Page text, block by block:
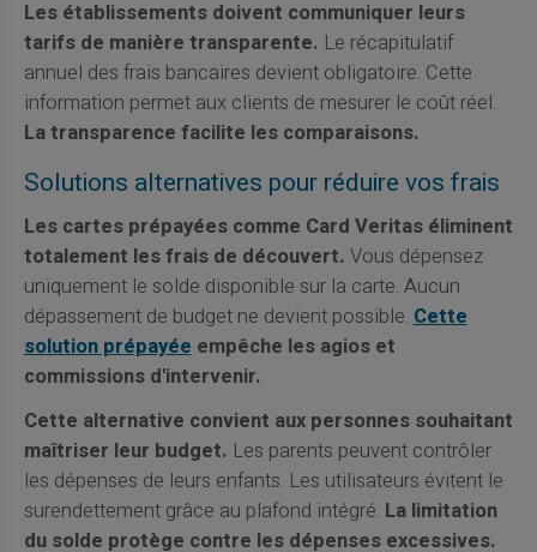
Les établissements doivent communiquer leurs
tarifs de manière transparente. Le récapitulatif
annuel des frais bancaires devient obligatoire. Cette
information permet aux clients de mesurer le coût réel.
La transparence facilite les comparaisons.
Solutions alternatives pour réduire vos frais
Les cartes prépayées comme Card Veritas éliminent
totalement les frais de découvert. Vous dépensez
uniquement le solde disponible sur la carte. Aucun
dépassement de budget ne devient possible.Cette
solution prépayéeempêche les agios et
commissions d'intervenir.
Cette alternative convient aux personnes souhaitant
maîtriser leur budget. Les parents peuvent contrôler
les dépenses de leurs enfants. Les utilisateurs évitent le
surendettement grâce au plafond intégré. La limitation
du solde protège contre les dépenses excessives.